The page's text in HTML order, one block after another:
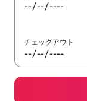
チェックアウト